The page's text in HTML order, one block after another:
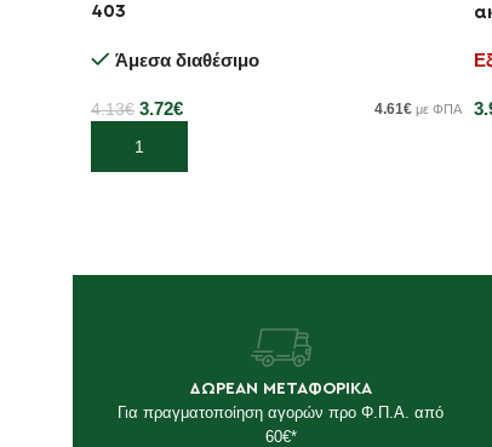
403
Άμεσα διαθέσιμο
4.13€ 3.72€ 4.61€ με ΦΠΑ
Προσθήκη στο καλάθι
ΔΩΡΕΑΝ ΜΕΤΑΦΟΡΙΚΑ
Για πραγματοποίηση αγορών προ Φ.Π.Α. από
60€*